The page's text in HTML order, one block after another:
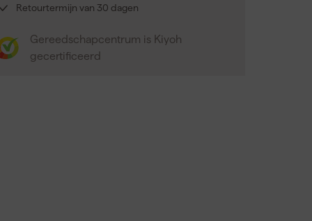
Retourtermijn van 30 dagen
Gereedschapcentrum is Kiyoh
gecertificeerd